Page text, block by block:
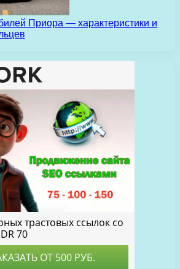
Приора — характеристики и